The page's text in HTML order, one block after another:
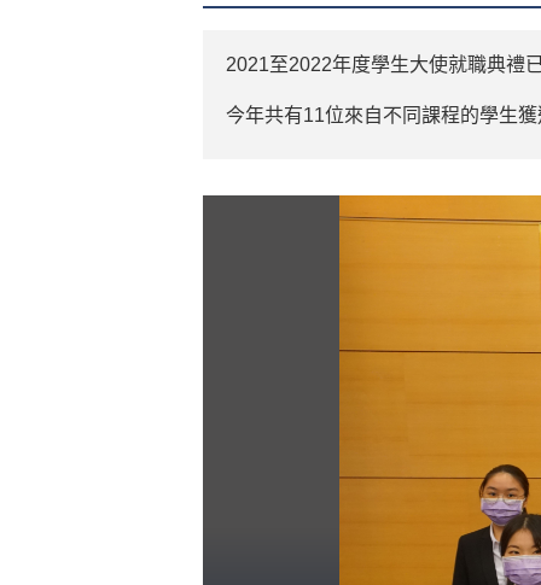
2021至2022年度學生大使就職典禮
今年共有11位來自不同課程的學生